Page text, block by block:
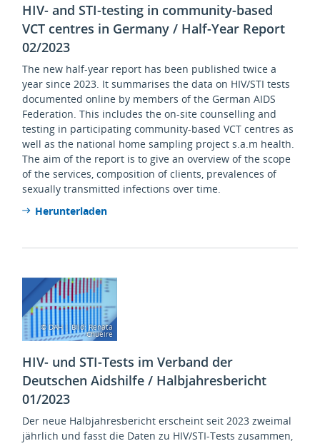
HIV- and STI-testing in community-based
VCT centres in Germany / Half-Year Report
02/2023
The new half-year report has been published twice a
year since 2023. It summarises the data on HIV/STI tests
documented online by members of the German AIDS
Federation. This includes the on-site counselling and
testing in participating community-based VCT centres as
well as the national home sampling project s.a.m health.
The aim of the report is to give an overview of the scope
of the services, composition of clients, prevalences of
sexually transmitted infections over time.
Herunterladen
© DAH | Bild: Renata
Chueire
HIV- und STI-Tests im Verband der
Deutschen Aidshilfe / Halbjahresbericht
01/2023
Der neue Halbjahresbericht erscheint seit 2023 zweimal
jährlich und fasst die Daten zu HIV/STI-Tests zusammen,